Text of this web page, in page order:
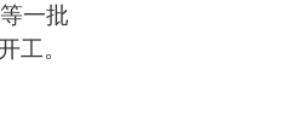
一批
工。